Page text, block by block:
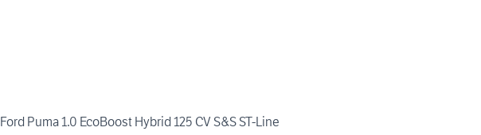
Ford Puma 1.0 EcoBoost Hybrid 125 CV S&S ST-Line